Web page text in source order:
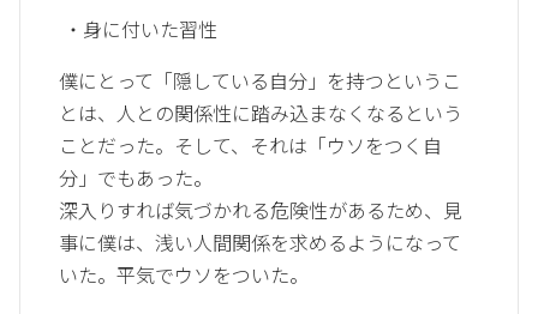
・身に付いた習性
僕にとって「隠している自分」を持つというこ
とは、人との関係性に踏み込まなくなるという
ことだった。そして、それは「ウソをつく自
分」でもあった。
深入りすれば気づかれる危険性があるため、見
事に僕は、浅い人間関係を求めるようになって
いた。平気でウソをついた。